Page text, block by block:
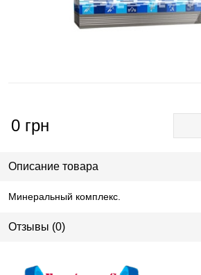
0 грн
Описание товара
Минеральный комплекс.
Отзывы (0)